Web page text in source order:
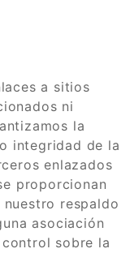
a sitios
ni
la
integridad de la
enlazados
proporcionan
respaldo
asociación
sobre la